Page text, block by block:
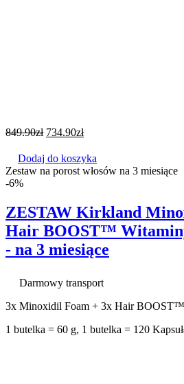
849.90zł 734.90zł
Dodaj do koszyka
Zestaw na porost włosów na 3 miesiące
-6%
ZESTAW Kirkland
Hair BOOST™
- na 3 miesiące
Darmowy transport
3x Minoxidil Foam + 3x Hair
1 butelka = 60 g, 1 butelka = 120